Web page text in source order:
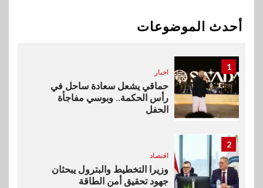
أحدث الموضوعاتجهازًا مثاليًا للشباب
1
اخبار
حماقي يشعل سعادة ساحل في
رأس الحكمة.. وبوسي مفاجأة
الحفل
2
اقتصاد
وزيرا التخطيط والبترول يبحثان
جهود تحقيق أمن الطاقة